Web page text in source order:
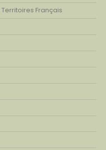
Français